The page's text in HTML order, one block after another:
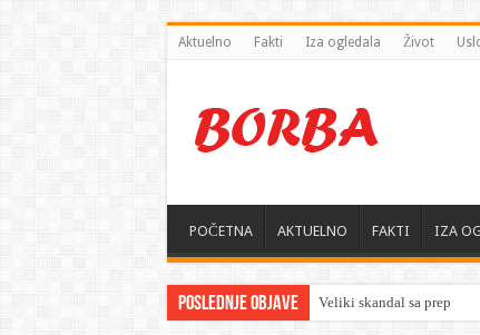
Aktuelno Fakti Iza ogledala Život
POČETNA AKTUELNO FAKTI IZA
Poslednje objave